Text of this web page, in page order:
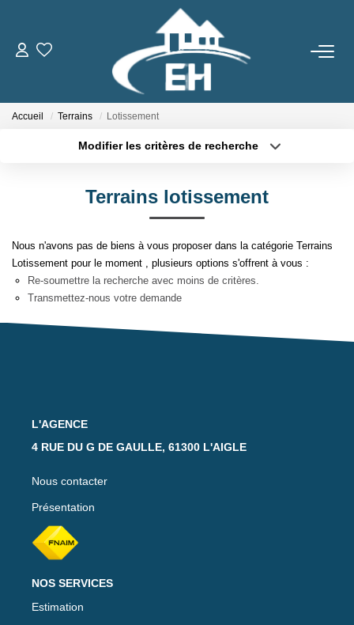
ACHETER
Gestion Locative
ESTIMER
NOTRE AGENCE
Qui Sommes-Nous
Accueil Terrains Lotissement
Modifier les critères de recherche
Budget max Plus de critères
Terrains lotissement
Nous n'avons pas de biens à vous proposer dans la catégorie Terrains
Lotissement pour le moment , plusieurs options s'offrent à vous :
Re-soumettre la recherche avec moins de critères.
Transmettez-nous votre demande
L'AGENCE
4 RUE DU G DE GAULLE, 61300 L'AIGLE
Nous contacter
Présentation
NOS SERVICES
Estimation